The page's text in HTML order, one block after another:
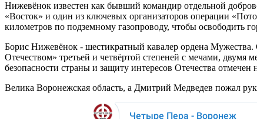
Нижевёнок известен как бывший командир отдельной
«Восток» и один из ключевых организаторов операции
километров по подземному газопроводу, чтобы освободить
Борис Нижевёнок - шестикратный кавалер ордена Мужества.
Отечеством» третьей и четвёртой степеней с мечами, двумя
безопасности страны и защиту интересов Отечества
Велика Воронежская область, а Дмитрий Медведев пожал